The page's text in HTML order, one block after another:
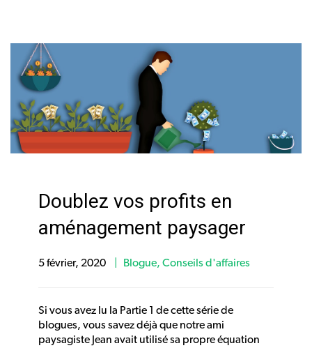
Doublez vos profits en
aménagement paysager
5 février, 2020 Blogue, Conseils d'affaires
Si vous avez lu la Partie 1 de cette série de
blogues, vous savez déjà que notre ami
paysagiste Jean avait utilisé sa propre équation